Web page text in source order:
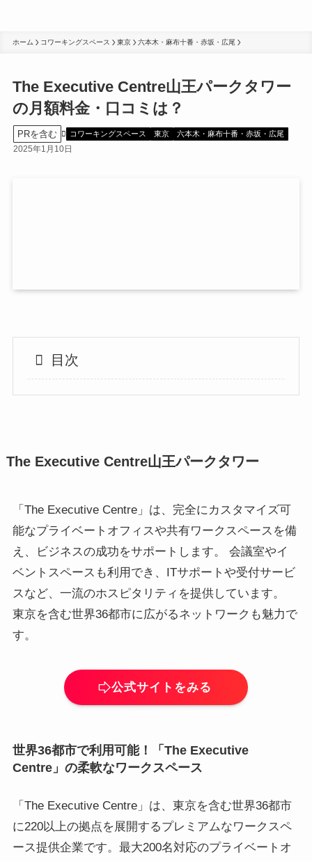
ホーム コワーキングスペース 東京 六本木・麻布十番・赤坂・広尾
The Executive Centre山王パークタワー
の月額料金・口コミは？
PRを含む コワーキングスペース 東京 六本木・麻布十番・赤坂・広尾
2025年1月10日
目次
The Executive Centre山王パークタワー
「The Executive Centre」は、完全にカスタマイズ可
能なプライベートオフィスや共有ワークスペースを備
え、ビジネスの成功をサポートします。 会議室やイ
ベントスペースも利用でき、ITサポートや受付サービ
スなど、一流のホスピタリティを提供しています。
東京を含む世界36都市に広がるネットワークも魅力で
す。
公式サイトをみる
世界36都市で利用可能！「The Executive
Centre」の柔軟なワークスペース
「The Executive Centre」は、東京を含む世界36都市
に220以上の拠点を展開するプレミアムなワークスペ
ース提供企業です。最大200名対応のプライベートオ